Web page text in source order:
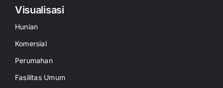
Visualisasi
Hunian
Komersial
Perumahan
Fasilitas Umum